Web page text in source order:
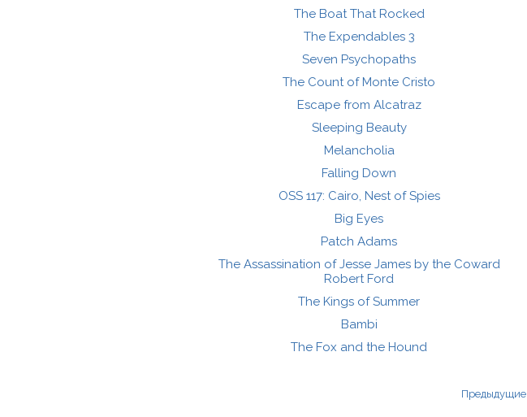
The Boat That Rocked
The Expendables 3
Seven Psychopaths
The Count of Monte Cristo
Escape from Alcatraz
Sleeping Beauty
Melancholia
Falling Down
OSS 117: Cairo, Nest of Spies
Big Eyes
Patch Adams
The Assassination of Jesse James by the Coward
Robert Ford
The Kings of Summer
Bambi
The Fox and the Hound
Предыдущие